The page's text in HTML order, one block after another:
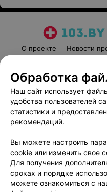
О проекте Новости
Пользовательское
Написать
Обработка
Обработка
Наш сайт использует
удобства пользователей
статистики и
рекомендаций.
Вы можете настроить
cookie или изменить свое
Для получения
сроках и порядке
можете ознакомиться с